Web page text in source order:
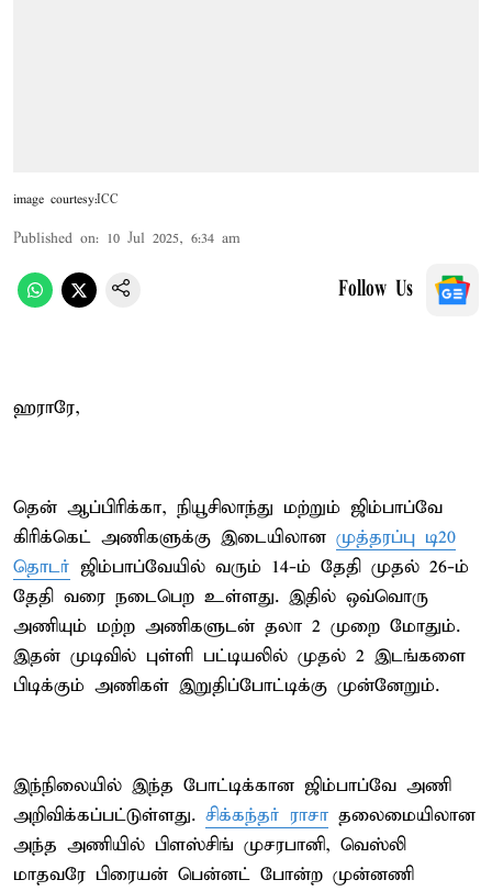
image courtesy:ICC
Published on: 10 Jul 2025, 6:34 am
Follow Us
ஹராரே,
தென் ஆப்பிரிக்கா, நியூசிலாந்து மற்றும் ஜிம்பாப்வே
கிரிக்கெட் அணிகளுக்கு இடையிலான முத்தரப்பு டி20
தொடர் ஜிம்பாப்வேயில் வரும் 14-ம் தேதி முதல் 26-ம்
தேதி வரை நடைபெற உள்ளது. இதில் ஒவ்வொரு
அணியும் மற்ற அணிகளுடன் தலா 2 முறை மோதும்.
இதன் முடிவில் புள்ளி பட்டியலில் முதல் 2 இடங்களை
பிடிக்கும் அணிகள் இறுதிப்போட்டிக்கு முன்னேறும்.
இந்நிலையில் இந்த போட்டிக்கான ஜிம்பாப்வே அணி
அறிவிக்கப்பட்டுள்ளது. சிக்கந்தர் ராசா தலைமையிலான
அந்த அணியில் பிளஸ்சிங் முசரபானி, வெஸ்லி
மாதவரே பிரையன் பென்னட் போன்ற முன்னணி